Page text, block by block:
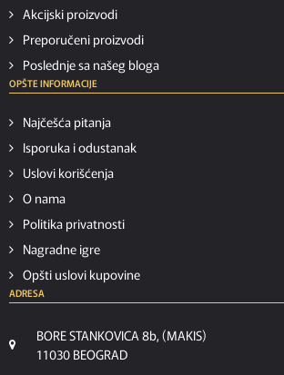
Akcijski proizvodi
Preporučeni proizvodi
Poslednje sa našeg bloga
OPŠTE INFORMACIJE
Najčešća pitanja
Isporuka i odustanak
Uslovi korišćenja
O nama
Politika privatnosti
Nagradne igre
Opšti uslovi kupovine
ADRESA
BORE STANKOVICA 8b, (MAKIS)
11030 BEOGRAD